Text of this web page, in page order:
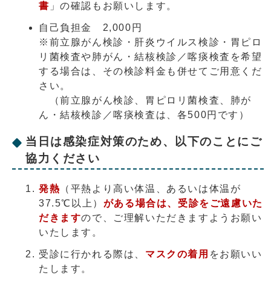
書 」の確認もお願いします。
自己負担金 2,000円
※前立腺がん検診・肝炎ウイルス検診・胃ピロ
リ菌検査や肺がん・結核検診／喀痰検査を希望
する場合は、その検診料金も併せてご用意くだ
さい。
（前立腺がん検診、胃ピロリ菌検査、肺が
ん・結核検診／喀痰検査は、各500円です）
当日は感染症対策のため、以下のことにご
協力ください
発熱 （平熱より高い体温、あるいは体温が
37.5℃以上） がある場合は、受診をご遠慮いた
だきますので、ご理解いただきますようお願い
いたします。
受診に行かれる際は、 マスクの着用 をお願いい
たします。